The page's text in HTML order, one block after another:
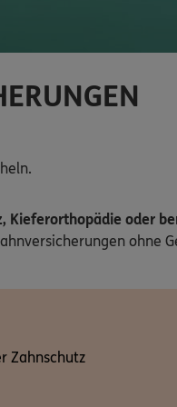
Kieferorthopädie oder
ohne
Zahnschutz